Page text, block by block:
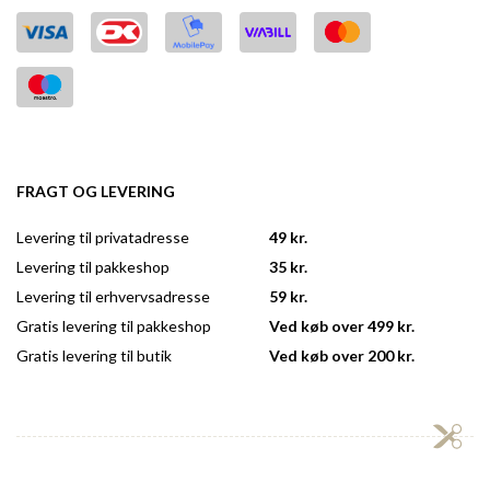
FRAGT OG LEVERING
Levering til privatadresse
Levering til pakkeshop
Levering til erhvervsadresse
Gratis levering til pakkeshop
Gratis levering til butik
49 kr.
35 kr.
59 kr.
Ved køb over 499 kr.
Ved køb over 200 kr.